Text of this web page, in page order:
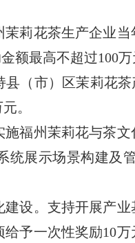
茉莉花茶生产企业
额最高不超过100万
县（市）区茉莉花
。
施福州茉莉花与茶
统展示场景构建及
设。 支持开展产
予一次性奖励10万